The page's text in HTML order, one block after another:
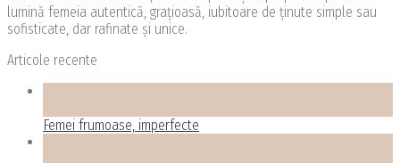
lumină femeia autentică, grațioasă, iubitoare de ținute simple sau
sofisticate, dar rafinate și unice.
Articole recente
Femei frumoase, imperfecte